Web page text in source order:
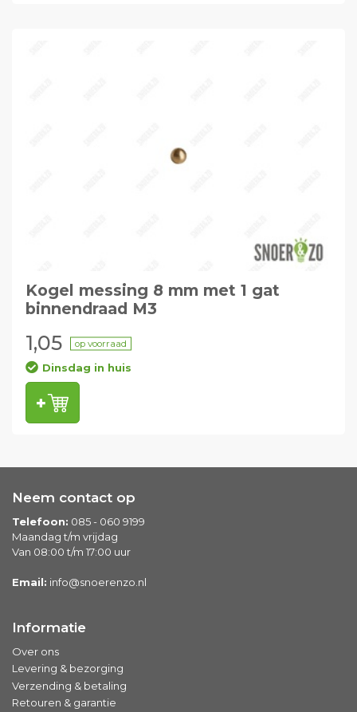
Kogel messing 8 mm met 1 gat
binnendraad M3
1,05 op voorraad
Dinsdag in huis
Neem contact op
Telefoon: 085 - 060 9199
Maandag t/m vrijdag
Van 08:00 t/m 17:00 uur
Email: info@snoerenzo.nl
Informatie
Over ons
Levering & bezorging
Verzending & betaling
Retouren & garantie